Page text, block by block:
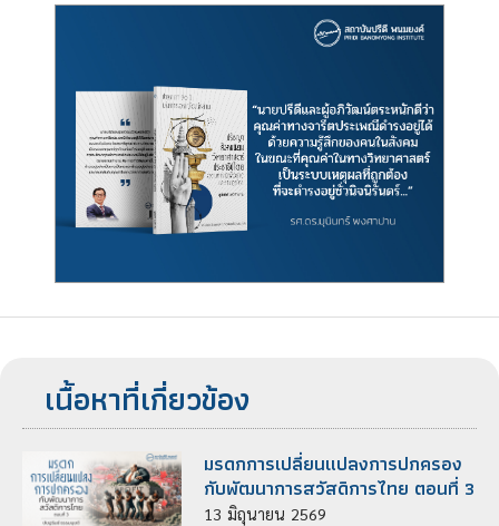
เนื้อหาที่เกี่ยวข้อง
มรดกการเปลี่ยนแปลงการปกครอง
กับพัฒนาการสวัสดิการไทย ตอนที่ 3
13 มิถุนายน 2569